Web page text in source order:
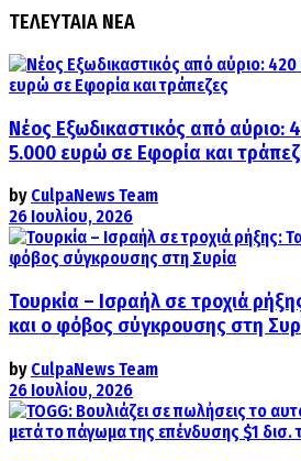
ΤΕΛΕΥΤΑΙΑ ΝΕΑ
Νέος Εξωδικαστικός από αύριο:
5.000 ευρώ σε Εφορία και
by CulpaNews Team
26 Ιουλίου, 2026
Τουρκία – Ισραήλ σε τροχιά
και ο φόβος σύγκρουσης στη
by CulpaNews Team
26 Ιουλίου, 2026